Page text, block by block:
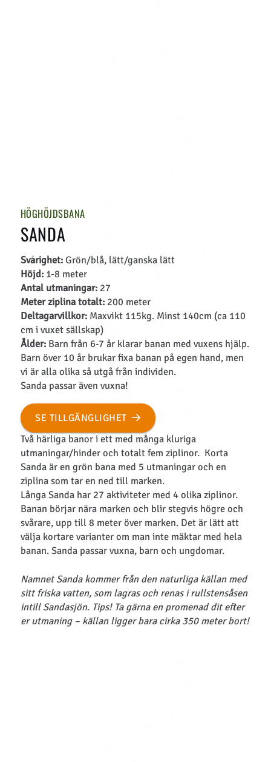
HÖGHÖJDSBANA
SANDA
Svårighet:Grön/blå, lätt/ganska lätt
Höjd:1-8 meter
Antal utmaningar:27
Meter ziplina totalt: 200 meter
Deltagarvillkor:Maxvikt 115kg. Minst 140cm (ca 110
cm i vuxet sällskap)
Ålder:Barn från 6-7 år klarar banan med vuxens hjälp.
Barn över 10 år brukar fixa banan på egen hand, men
vi är alla olika så utgå från individen.
Sanda passar även vuxna!
SE TILLGÄNGLIGHET
Två härliga banor i ett med många kluriga
utmaningar/hinder och totalt fem ziplinor. Korta
Sanda är en grön bana med 5 utmaningar och en
ziplina som tar en ned till marken.
Långa Sanda har 27 aktiviteter med 4 olika ziplinor.
Banan börjar nära marken och blir stegvis högre och
svårare, upp till 8 meter över marken. Det är lätt att
välja kortare varianter om man inte mäktar med hela
banan. Sanda passar vuxna, barn och ungdomar.
Namnet Sanda kommer från den naturliga källan med
sitt friska vatten, som lagras och renas i rullstensåsen
intill Sandasjön. Tips! Ta gärna en promenad dit efter
er utmaning – källan ligger bara cirka 350 meter bort!